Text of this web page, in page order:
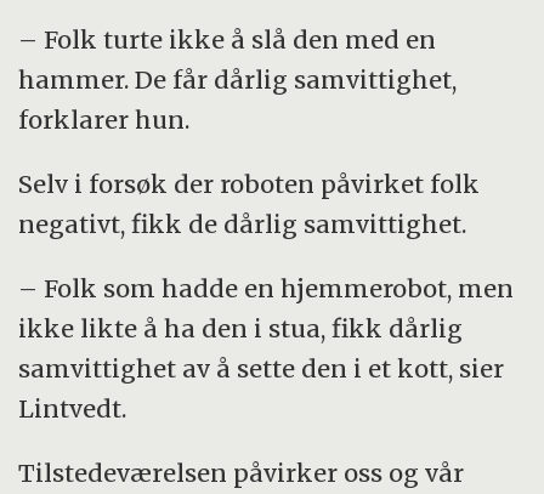
– Folk turte ikke å slå den med en
hammer. De får dårlig samvittighet,
forklarer hun.
Selv i forsøk der roboten påvirket folk
negativt, fikk de dårlig samvittighet.
– Folk som hadde en hjemmerobot, men
ikke likte å ha den i stua, fikk dårlig
samvittighet av å sette den i et kott, sier
Lintvedt.
Tilstedeværelsen påvirker oss og vår